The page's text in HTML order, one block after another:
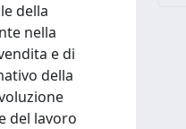
della
nella
e di
della
del lavoro